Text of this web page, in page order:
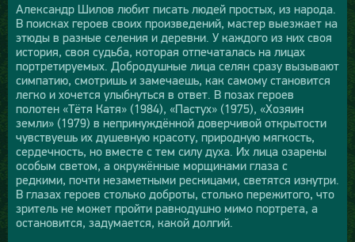
Александр Шилов любит писать людей простых, из народа.
В поисках героев своих произведений, мастер выезжает на
этюды в разные селения и деревни. У каждого из них своя
история, своя судьба, которая отпечаталась на лицах
портретируемых. Добродушные лица селян сразу вызывают
симпатию, смотришь и замечаешь, как самому становится
легко и хочется улыбнуться в ответ. В позах героев
полотен «Тётя Катя» (1984), «Пастух» (1975), «Хозяин
земли» (1979) в непринуждённой доверчивой открытости
чувствуешь их душевную красоту, природную мягкость,
сердечность, но вместе с тем силу духа. Их лица озарены
особым светом, а окружённые морщинами глаза с
редкими, почти незаметными ресницами, светятся изнутри.
В глазах героев столько доброты, столько пережитого, что
зритель не может пройти равнодушно мимо портрета, а
остановится, задумается, какой долгий.